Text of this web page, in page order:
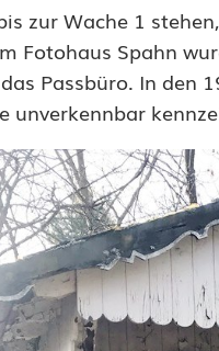
zur Wache 1
Fotohaus Spahn
Passbüro. In den
unverkennbar